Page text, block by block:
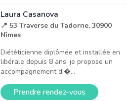
Laura Casanova
📍 53 Traverse du Tadorne, 30900
Nîmes
Diététicienne diplômée et installée en
libérale depuis 8 ans, je propose un
accompagnement di�...
Prendre rendez-vous